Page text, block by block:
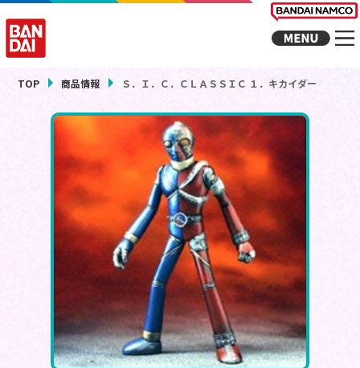
TOP 商品情報 Ｓ．Ｉ．Ｃ．ＣＬＡＳＳＩＣ １．キカイダー